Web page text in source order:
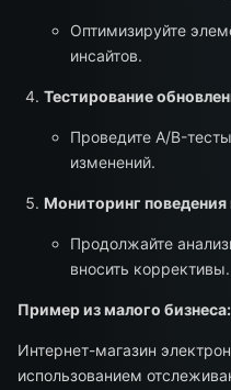
Оптимизируйте
инсайтов.
Тестирование
Проведите A/B-
изменений.
Мониторинг поведения
Продолжайте
вносить коррективы.
Пример из малого бизнеса:
Интернет-магазин
использованием